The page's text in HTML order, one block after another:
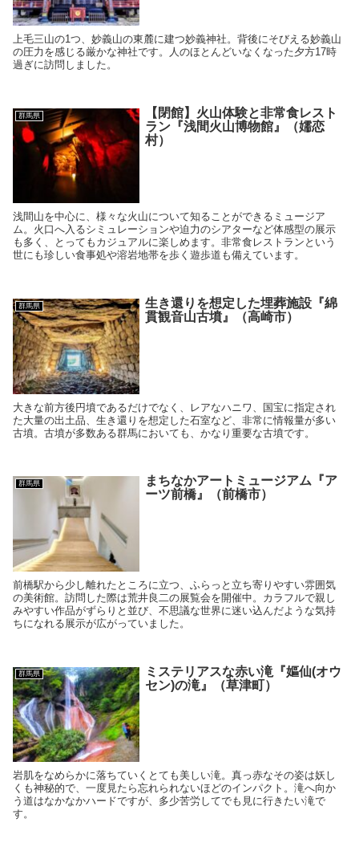
上毛三山の1つ、妙義山の東麓に建つ妙義神社。背後にそびえる妙義山
の圧力を感じる厳かな神社です。人のほとんどいなくなった夕方17時
過ぎに訪問しました。
群馬県
【閉館】火山体験と非常食レスト
ラン『浅間火山博物館』（嬬恋
村）
浅間山を中心に、様々な火山について知ることができるミュージア
ム。火口へ入るシミュレーションや迫力のシアターなど体感型の展示
も多く、とってもカジュアルに楽しめます。非常食レストランという
世にも珍しい食事処や溶岩地帯を歩く遊歩道も備えています。
群馬県
生き還りを想定した埋葬施設『綿
貫観音山古墳』（高崎市）
大きな前方後円墳であるだけでなく、レアなハニワ、国宝に指定され
た大量の出土品、生き還りを想定した石室など、非常に情報量が多い
古墳。古墳が多数ある群馬においても、かなり重要な古墳です。
群馬県
まちなかアートミュージアム『ア
ーツ前橋』（前橋市）
前橋駅から少し離れたところに立つ、ふらっと立ち寄りやすい雰囲気
の美術館。訪問した際は荒井良二の展覧会を開催中。カラフルで親し
みやすい作品がずらりと並び、不思議な世界に迷い込んだような気持
ちになれる展示が広がっていました。
群馬県
ミステリアスな赤い滝『嫗仙(オウ
セン)の滝』（草津町）
岩肌をなめらかに落ちていくとても美しい滝。真っ赤なその姿は妖し
くも神秘的で、一度見たら忘れられないほどのインパクト。滝へ向か
う道はなかなかハードですが、多少苦労してでも見に行きたい滝で
す。